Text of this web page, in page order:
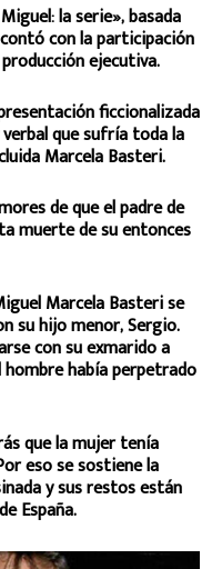
la serie», basada
con la participación
ejecutiva.
ficcionalizada
que sufría toda la
Marcela Basteri.
de que el padre de
muerte de su entonces
Marcela Basteri se
su hijo menor, Sergio.
con su exmarido a
había perpetrado
que la mujer tenía
eso se sostiene la
y sus restos están
España.